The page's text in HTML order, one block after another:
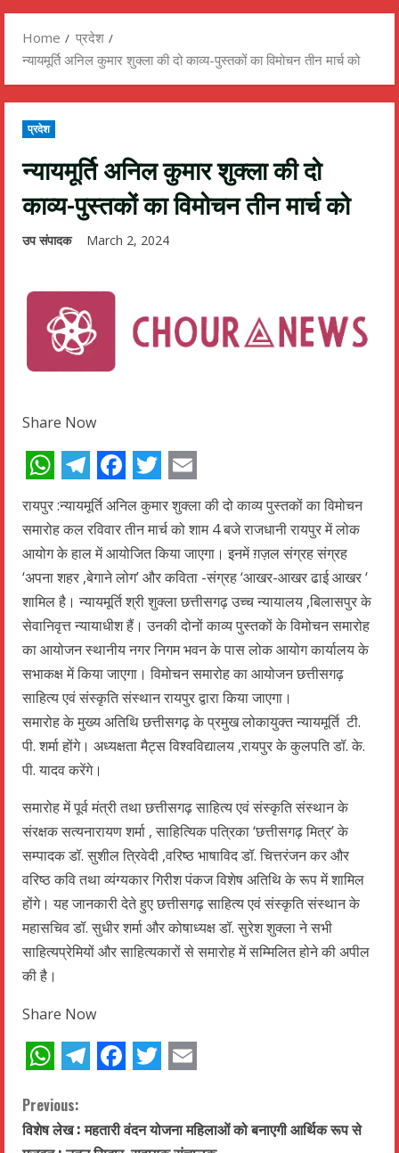
Home
प्रदेश
न्यायमूर्ति अनिल कुमार शुक्ला की दो काव्य-पुस्तकों का विमोचन तीन मार्च को
प्रदेश
न्यायमूर्ति अनिल कुमार शुक्ला की दो
काव्य-पुस्तकों का विमोचन तीन मार्च को
उप संपादक March 2, 2024
Share Now
WhatsApp
Telegram
Facebook
Twitter
Email
रायपुर :न्यायमूर्ति अनिल कुमार शुक्ला की दो काव्य पुस्तकों का विमोचन
समारोह कल रविवार तीन मार्च को शाम 4 बजे राजधानी रायपुर में लोक
आयोग के हाल में आयोजित किया जाएगा। इनमें ग़ज़ल संग्रह संग्रह
‘अपना शहर ,बेगाने लोग’ और कविता -संग्रह ‘आखर-आखर ढाई आखर ‘
शामिल है। न्यायमूर्ति श्री शुक्ला छत्तीसगढ़ उच्च न्यायालय ,बिलासपुर के
सेवानिवृत्त न्यायाधीश हैं। उनकी दोनों काव्य पुस्तकों के विमोचन समारोह
का आयोजन स्थानीय नगर निगम भवन के पास लोक आयोग कार्यालय के
सभाकक्ष में किया जाएगा। विमोचन समारोह का आयोजन छत्तीसगढ़
साहित्य एवं संस्कृति संस्थान रायपुर द्वारा किया जाएगा।
समारोह के मुख्य अतिथि छत्तीसगढ़ के प्रमुख लोकायुक्त न्यायमूर्ति टी.
पी. शर्मा होंगे। अध्यक्षता मैट्स विश्वविद्यालय ,रायपुर के कुलपति डॉ. के.
पी. यादव करेंगे।
समारोह में पूर्व मंत्री तथा छत्तीसगढ़ साहित्य एवं संस्कृति संस्थान के
संरक्षक सत्यनारायण शर्मा , साहित्यिक पत्रिका ‘छत्तीसगढ़ मित्र’ के
सम्पादक डॉ. सुशील त्रिवेदी ,वरिष्ठ भाषाविद डॉ. चित्तरंजन कर और
वरिष्ठ कवि तथा व्यंग्यकार गिरीश पंकज विशेष अतिथि के रूप में शामिल
होंगे। यह जानकारी देते हुए छत्तीसगढ़ साहित्य एवं संस्कृति संस्थान के
महासचिव डॉ. सुधीर शर्मा और कोषाध्यक्ष डॉ. सुरेश शुक्ला ने सभी
साहित्यप्रेमियों और साहित्यकारों से समारोह में सम्मिलित होने की अपील
की है।
Share Now
C
Previous:
विशेष लेख : महतारी वंदन योजना महिलाओं को बनाएगी आर्थिक रूप से